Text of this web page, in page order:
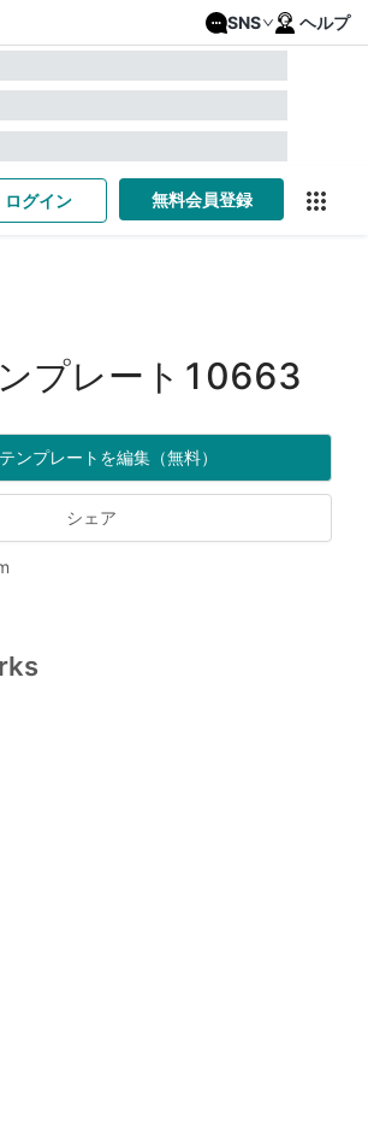
SNS ヘルプ
ログイン 無料会員登録
プレート10663
ンプレートを編集（無料）
シェア